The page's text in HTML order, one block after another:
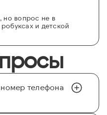
но вопрос не в
и детской
телефона